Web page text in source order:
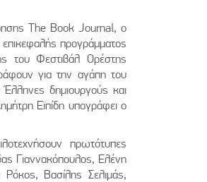
The Book Journal, ο
προγράμματος
του Φεστιβάλ Ορέστης
για την αγάπη του
δημιουργούς και
Εϊπίδη υπογράφει ο
πρωτότυπες
Γιαννακόπουλος, Ελένη
Βασίλης Σελιμάς,